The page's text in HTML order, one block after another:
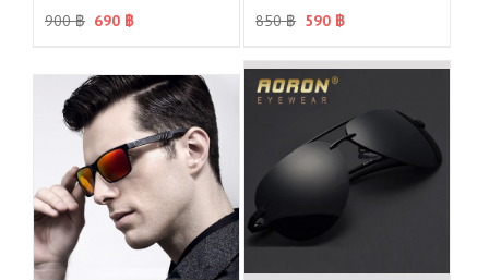
900฿ 690 ฿ 850฿ 590 ฿